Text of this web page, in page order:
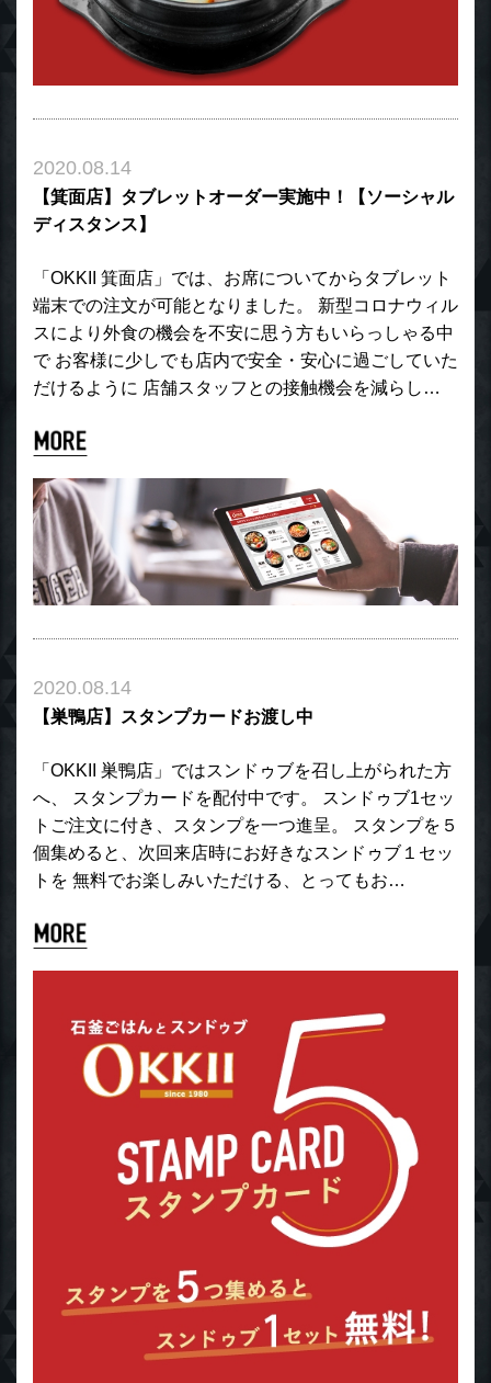
2020.08.14
【箕面店】タブレットオーダー実施中！【ソーシャル
ディスタンス】
「OKKII 箕面店」では、お席についてからタブレット
端末での注文が可能となりました。 新型コロナウィル
スにより外食の機会を不安に思う方もいらっしゃる中
で お客様に少しでも店内で安全・安心に過ごしていた
だけるように 店舗スタッフとの接触機会を減らし…
2020.08.14
【巣鴨店】スタンプカードお渡し中
「OKKII 巣鴨店」ではスンドゥブを召し上がられた方
へ、 スタンプカードを配付中です。 スンドゥブ1セッ
トご注文に付き、スタンプを一つ進呈。 スタンプを５
個集めると、次回来店時にお好きなスンドゥブ１セッ
トを 無料でお楽しみいただける、とってもお…